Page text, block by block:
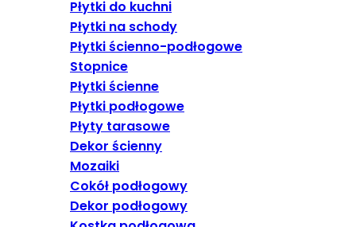
Płytki do kuchni
Płytki na schody
Płytki ścienno-podłogowe
Stopnice
Płytki ścienne
Płytki podłogowe
Płyty tarasowe
Dekor ścienny
Mozaiki
Cokół podłogowy
Dekor podłogowy